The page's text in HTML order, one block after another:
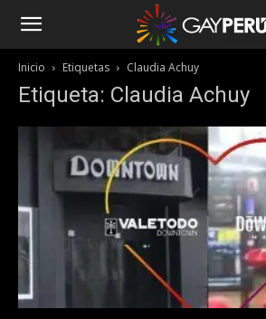
Inicio Etiquetas Claudia Achuy
Etiqueta: Claudia Achuy